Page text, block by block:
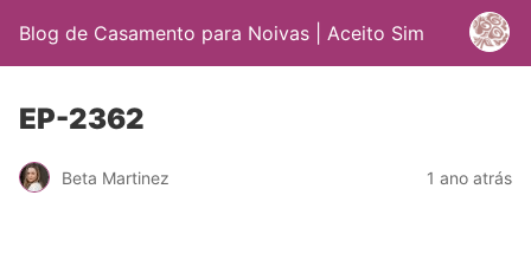
Blog de Casamento para Noivas | Aceito Sim
EP-2362
Beta Martinez 1 ano atrás